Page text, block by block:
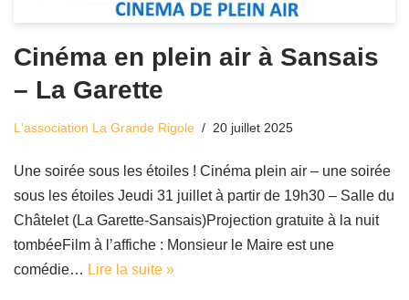
Cinéma en plein air à Sansais
– La Garette
L'association La Grande Rigole 20 juillet 2025
Une soirée sous les étoiles ! Cinéma plein air – une soirée
sous les étoiles Jeudi 31 juillet à partir de 19h30 – Salle du
Châtelet (La Garette-Sansais)Projection gratuite à la nuit
tombéeFilm à l’affiche : Monsieur le Maire est une
comédie… Lire la suite »